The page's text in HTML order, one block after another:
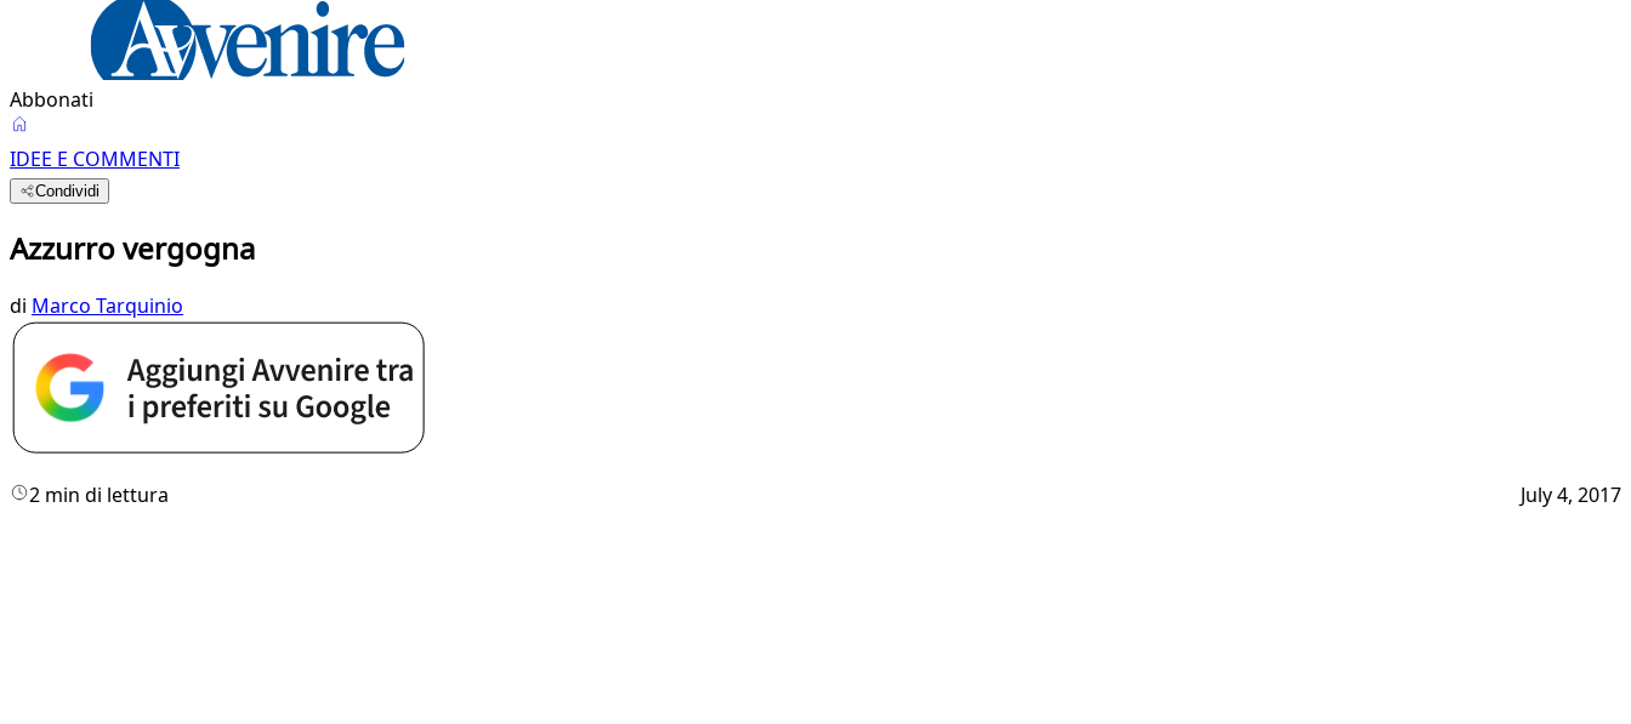
Abbonati
IDEE E COMMENTI
Condividi
Azzurro vergogna
di Marco Tarquinio
2 min di lettura July 4, 2017